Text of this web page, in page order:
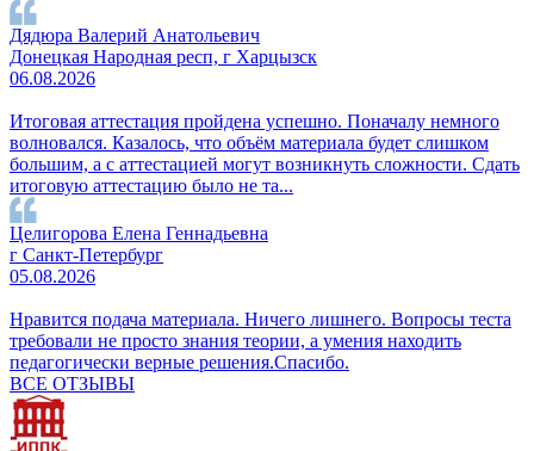
Дядюра Валерий Анатольевич
Донецкая Народная респ, г Харцызск
06.08.2026
Итоговая аттестация пройдена успешно. Поначалу немного
волновался. Казалось, что объём материала будет слишком
большим, а с аттестацией могут возникнуть сложности. Сдать
итоговую аттестацию было не та...
Целигорова Елена Геннадьевна
г Санкт-Петербург
05.08.2026
Нравится подача материала. Ничего лишнего. Вопросы теста
требовали не просто знания теории, а умения находить
педагогически верные решения.Спасибо.
ВСЕ ОТЗЫВЫ